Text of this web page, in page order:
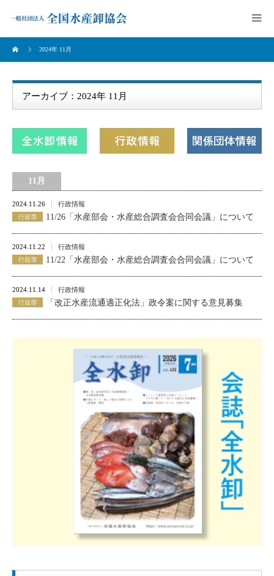
2024年 11月
アーカイブ：2024年 11月
11月
2024.11.26 行政情報
11/26「水産部会・水産総合調査会合同会議」について
2024.11.22 行政情報
11/22「水産部会・水産総合調査会合同会議」について
2024.11.14 行政情報
「改正水産流通適正化法」政令案に関する意見募集